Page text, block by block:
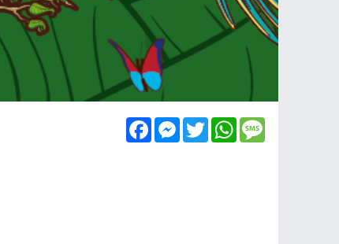
FacebookMessenger
TwitterWhatsApp